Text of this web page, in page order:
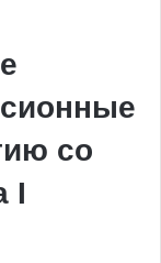
со
I